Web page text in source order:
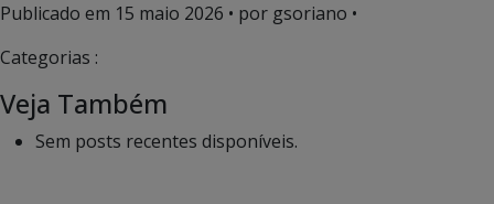
Publicado em 15 maio 2026 • por gsoriano •
Categorias :
Veja Também
Sem posts recentes disponíveis.